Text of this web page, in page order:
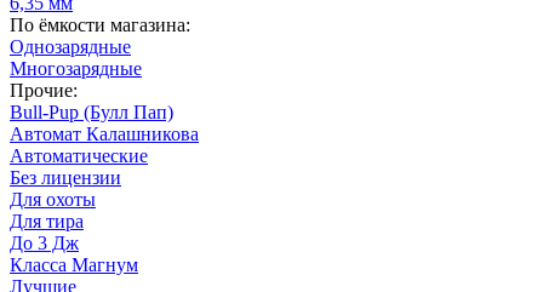
По ёмкости магазина:
Однозарядные
Многозарядные
Прочие:
Bull-Pup (Булл Пап)
Автомат Калашникова
Автоматические
Без лицензии
Для охоты
Для тира
До 3 Дж
Класса Магнум
Лучшие